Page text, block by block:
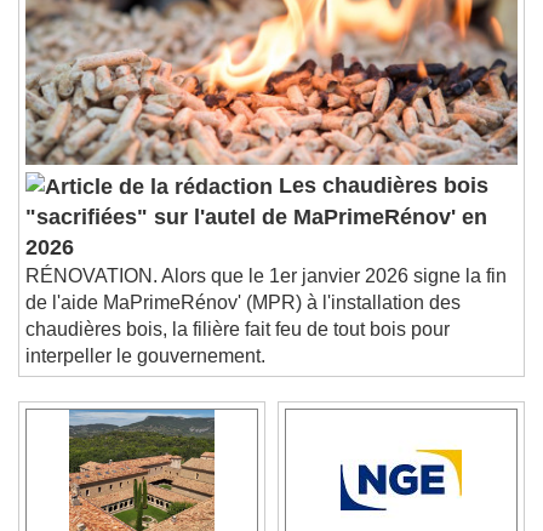
Les chaudières bois
"sacrifiées" sur l'autel de MaPrimeRénov' en
2026
RÉNOVATION. Alors que le 1er janvier 2026 signe la fin
de l'aide MaPrimeRénov' (MPR) à l'installation des
chaudières bois, la filière fait feu de tout bois pour
interpeller le gouvernement.